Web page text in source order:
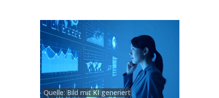
Quelle: Bild mit KI generiert